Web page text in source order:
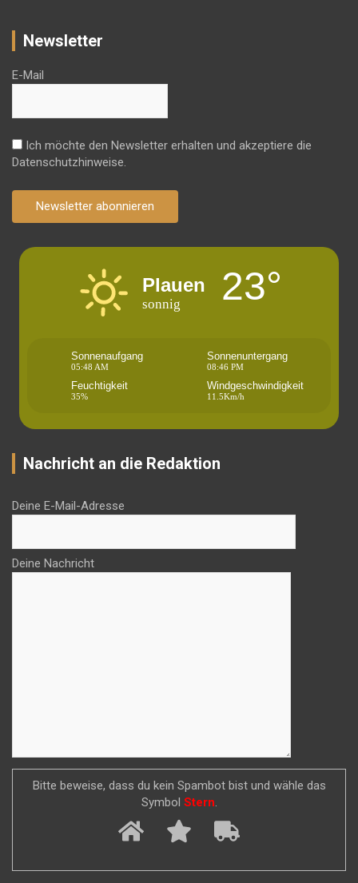
Newsletter
E-Mail
Ich möchte den Newsletter erhalten und akzeptiere die
Datenschutzhinweise.
Newsletter abonnieren
Plauen
sonnig 23°
Sonnenaufgang
05:48 AM
Sonnenuntergang
08:46 PM
Feuchtigkeit
35%
Windgeschwindigkeit
11.5Km/h
Nachricht an die Redaktion
Deine E-Mail-Adresse
Deine Nachricht
Bitte beweise, dass du kein Spambot bist und wähle das
Symbol Stern.